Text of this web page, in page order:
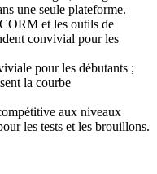
une seule plateforme.
et les outils de
convivial pour les
pour les débutants ;
la courbe
aux niveaux
les tests et les brouillons.